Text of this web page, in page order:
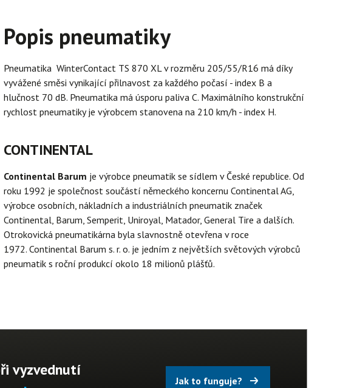
Popis pneumatiky
Pneumatika WinterContact TS 870 XL v rozměru 205/55/R16 má díky
vyvážené směsi vynikající přilnavost za každého počasí - index B a
hlučnost 70 dB. Pneumatika má úsporu paliva C. Maximálního konstrukční
rychlost pneumatiky je výrobcem stanovena na 210 km/h - index H.
CONTINENTAL
Continental Barum je výrobce pneumatik se sídlem v České republice. Od
roku 1992 je společnost součástí německého koncernu Continental AG,
výrobce osobních, nákladních a industriálních pneumatik značek
Continental, Barum, Semperit, Uniroyal, Matador, General Tire a dalších.
Otrokovická pneumatikárna byla slavnostně otevřena v roce
1972. Continental Barum s. r. o. je jedním z největších světových výrobců
pneumatik s roční produkcí okolo 18 milionů plášťů.
vyzvednutí
Jak to funguje?